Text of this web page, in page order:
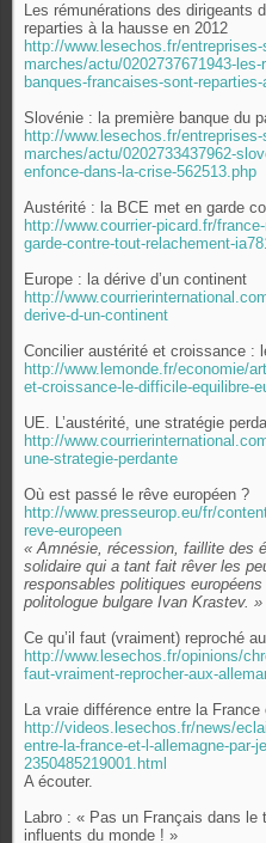
Les rémunérations des dirigeants
reparties à la hausse en 2012
http://www.lesechos.fr/
marches/actu/0202737671943-
banques-francaises-sont-
Slovénie : la première banque du
http://www.lesechos.fr/
marches/actu/0202733437962-
enfonce-dans-la-crise-562513.php
Austérité : la BCE met en garde
http://www.courrier-picard.fr/
garde-contre-tout-relachement-
Europe : la dérive d’un continent
http://
derive-d-un-continent
Concilier austérité et croissance :
http://www.lemonde.fr/economie/
et-croissance-le-difficile-equilibre-
UE. L’austérité, une stratégie
http://
une-strategie-perdante
Où est passé le rêve européen ?
http://www.presseurop.eu/fr/
reve-europeen
« Amnésie, récession, faillite des
solidaire qui a tant fait rêver les
responsables politiques
politologue bulgare Ivan Krastev. »
Ce qu’il faut (vraiment) reproché
http://www.lesechos.fr/opinions/
faut-vraiment-reprocher-aux-
La vraie différence entre la France
http://videos.lesechos.fr/news/
entre-la-france-et-l-allemagne-par-
2350485219001.html
A écouter.
Labro : « Pas un Français dans
influents du monde ! »